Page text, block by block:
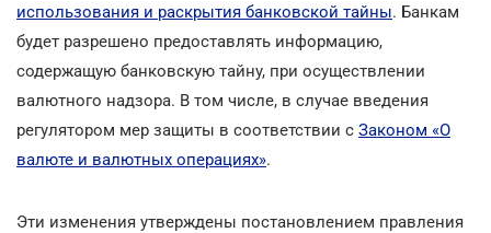
использования и раскрытия банковской тайны. Банкам
будет разрешено предоставлять информацию,
содержащую банковскую тайну, при осуществлении
валютного надзора. В том числе, в случае введения
регулятором мер защиты в соответствии с Законом «О
валюте и валютных операциях».
Эти изменения утверждены постановлением правления